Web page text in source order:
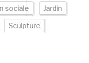
sociale Jardin
Sculpture